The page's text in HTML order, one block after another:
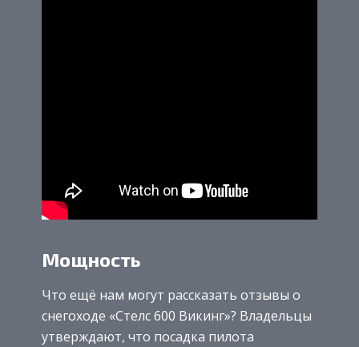
Мощность
Что ещё нам могут рассказать отзывы о
снегоходе «Стелс 600 Викинг»? Владельцы
утверждают, что посадка пилота